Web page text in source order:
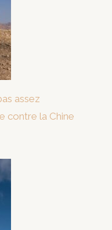
assez
contre la Chine